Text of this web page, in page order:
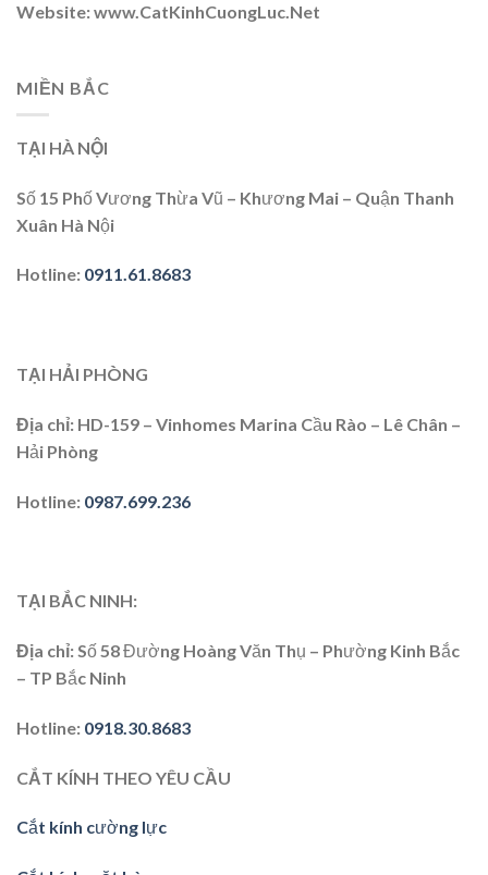
Website: www.CatKinhCuongLuc.Net
MIỀN BẮC
TẠI HÀ NỘI
Số 15 Phố Vương Thừa Vũ – Khương Mai – Quận Thanh
Xuân Hà Nội
Hotline: 0911.61.8683
TẠI HẢI PHÒNG
Địa chỉ: HD-159 – Vinhomes Marina Cầu Rào – Lê Chân –
Hải Phòng
Hotline: 0987.699.236
TẠI BẮC NINH:
Địa chỉ: Số 58 Đường Hoàng Văn Thụ – Phường Kinh Bắc
– TP Bắc Ninh
Hotline: 0918.30.8683
CẮT KÍNH THEO YÊU CẦU
Cắt kính cường lực